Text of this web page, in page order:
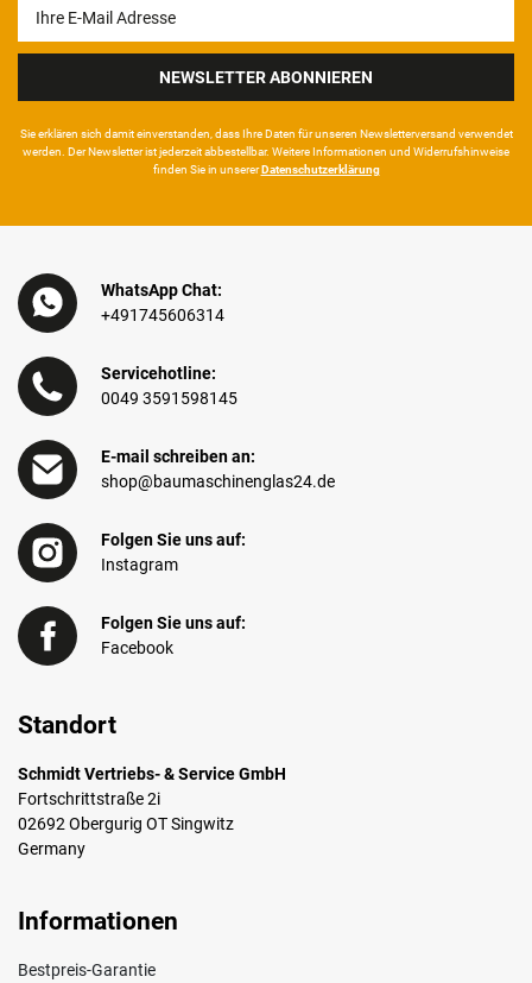
Honig
NEWSLETTER ABONNIEREN
Sie erklären sich damit ein­ver­standen, dass Ihre Da­ten für unseren News­letter­versand ver­wen­det
werden. Der News­letter ist jeder­zeit ab­bestel­lbar. Weitere Infor­mationen und Wider­rufshin­weise
finden Sie in unsererDaten­schutz­erklärung
WhatsApp Chat:
+491745606314
Servicehotline:
0049 3591598145
E-mail schreiben an:
shop@baumaschinenglas24.de
Folgen Sie uns auf:
Instagram
Folgen Sie uns auf:
Facebook
Standort
Schmidt Vertriebs- & Service GmbH
Fortschrittstraße 2i
02692 Obergurig OT Singwitz
Germany
Informationen
Bestpreis-Garantie